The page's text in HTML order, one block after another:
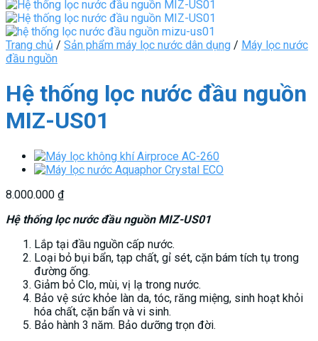
Trang chủ / Sản phẩm máy lọc nước dân dụng / Máy lọc nước
đầu nguồn
Hệ thống lọc nước đầu nguồn
MIZ-US01
8.000.000 ₫
Hệ thống lọc nước đầu nguồn MIZ-US01
Lắp tại đầu nguồn cấp nước.
Loại bỏ bụi bẩn, tạp chất, gỉ sét, cặn bám tích tụ trong
đường ống.
Giảm bỏ Clo, mùi, vị lạ trong nước.
Bảo vệ sức khỏe làn da, tóc, răng miệng, sinh hoạt khỏi
hóa chất, cặn bẩn và vi sinh.
Bảo hành 3 năm. Bảo dưỡng trọn đời.